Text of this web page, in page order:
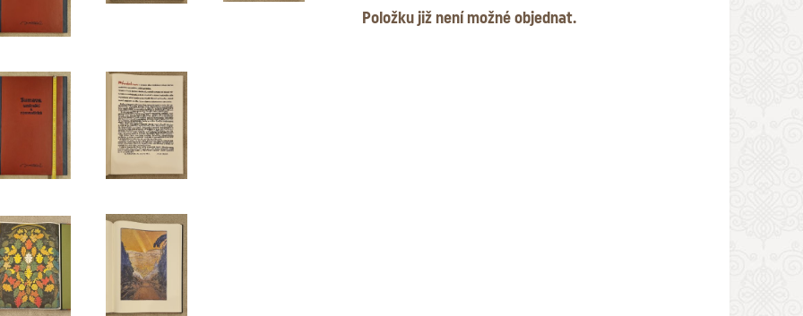
Položku již není možné objednat.